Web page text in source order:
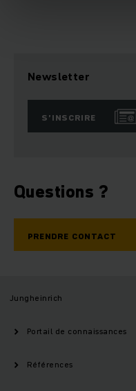
Newsletter
S’INSCRIRE
Questions ?
PRENDRE CONTACT
Jungheinrich
Portail de connaissances
Références